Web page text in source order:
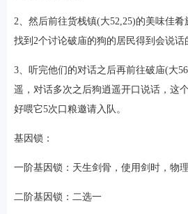
2、然后前往货栈镇(大52,25)的美味佳肴
找到2个讨论破庙的狗的居民得到会说话
3、听完他们的对话之后再前往破庙(大
遥，对话多次之后狗逍遥开口说话，这
好喂它5次口粮邀请入队。
基因锁：
一阶基因锁：天生剑骨，使用剑时，物
二阶基因锁：二选一